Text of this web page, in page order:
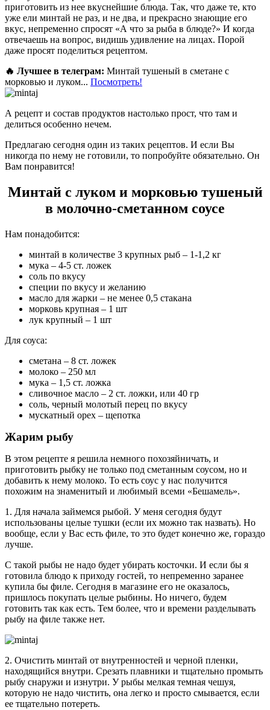
приготовить из нее вкуснейшие блюда. Так, что даже те, кто
уже ели минтай не раз, и не два, и прекрасно знающие его
вкус, непременно спросят «А что за рыба в блюде?» И когда
отвечаешь на вопрос, видишь удивление на лицах. Порой
даже просят поделиться рецептом.
🔥 Лучшее в телеграм: Минтай тушеный в сметане с
морковью и луком... Посмотреть!
А рецепт и состав продуктов настолько прост, что там и
делиться особенно нечем.
Предлагаю сегодня один из таких рецептов. И если Вы
никогда по нему не готовили, то попробуйте обязательно. Он
Вам понравится!
Минтай с луком и морковью тушеный
в молочно-сметанном соусе
Нам понадобится:
минтай в количестве 3 крупных рыб – 1-1,2 кг
мука – 4-5 ст. ложек
соль по вкусу
специи по вкусу и желанию
масло для жарки – не менее 0,5 стакана
морковь крупная – 1 шт
лук крупный – 1 шт
Для соуса:
сметана – 8 ст. ложек
молоко – 250 мл
мука – 1,5 ст. ложка
сливочное масло – 2 ст. ложки, или 40 гр
соль, черный молотый перец по вкусу
мускатный орех – щепотка
Жарим рыбу
В этом рецепте я решила немного похозяйничать, и
приготовить рыбку не только под сметанным соусом, но и
добавить к нему молоко. То есть соус у нас получится
похожим на знаменитый и любимый всеми «Бешамель».
1. Для начала займемся рыбой. У меня сегодня будут
использованы целые тушки (если их можно так назвать). Но
вообще, если у Вас есть филе, то это будет конечно же, гораздо
лучше.
С такой рыбы не надо будет убирать косточки. И если бы я
готовила блюдо к приходу гостей, то непременно заранее
купила бы филе. Сегодня в магазине его не оказалось,
пришлось покупать целые рыбины. Но ничего, будем
готовить так как есть. Тем более, что и времени разделывать
рыбу на филе также нет.
2. Очистить минтай от внутренностей и черной пленки,
находящийся внутри. Срезать плавники и тщательно промыть
рыбу снаружи и изнутри. У рыбы мелкая темная чешуя,
которую не надо чистить, она легко и просто смывается, если
ее тщательно потереть.